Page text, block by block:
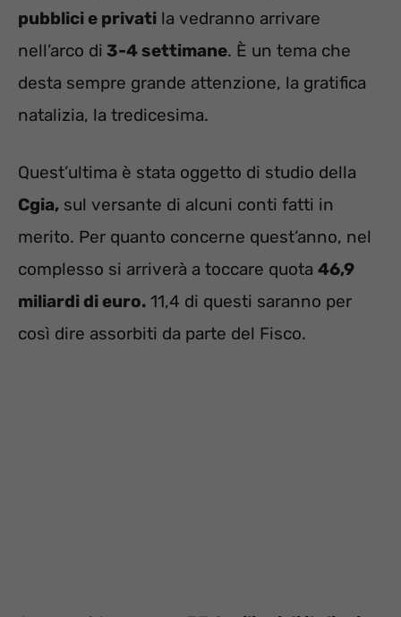
pubblici e privati la vedranno arrivare
nell’arco di 3-4 settimane. È un tema che
desta sempre grande attenzione, la gratifica
natalizia, la tredicesima.
Quest’ultima è stata oggetto di studio della
Cgia, sul versante di alcuni conti fatti in
merito. Per quanto concerne quest’anno, nel
complesso si arriverà a toccare quota 46,9
miliardi di euro. 11,4 di questi saranno per
così dire assorbiti da parte del Fisco.